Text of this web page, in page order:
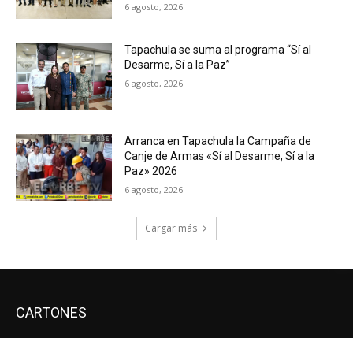
6 agosto, 2026
Tapachula se suma al programa “Sí al
Desarme, Sí a la Paz”
6 agosto, 2026
Arranca en Tapachula la Campaña de
Canje de Armas «Sí al Desarme, Sí a la
Paz» 2026
6 agosto, 2026
Cargar más
CARTONES